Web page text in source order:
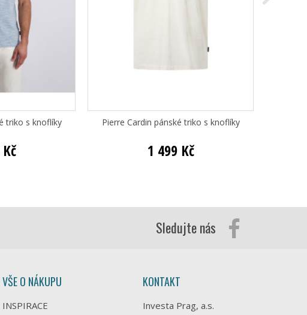
triko s knoflíky Pierre Cardin pánské triko s knoflíky
1 499 Kč
Sledujte nás
VŠE O NÁKUPU
INSPIRACE
KONTAKT
Investa Prag, a.s.